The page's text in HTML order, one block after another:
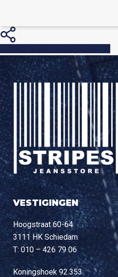
VESTIGINGEN
Hoogstraat 60-64
3111 HK Schiedam
T: 010 – 426 79 06
Koningshoek 92.353